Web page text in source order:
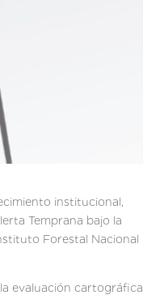
institucional,
Temprana bajo la
Forestal Nacional
evaluación cartográfica